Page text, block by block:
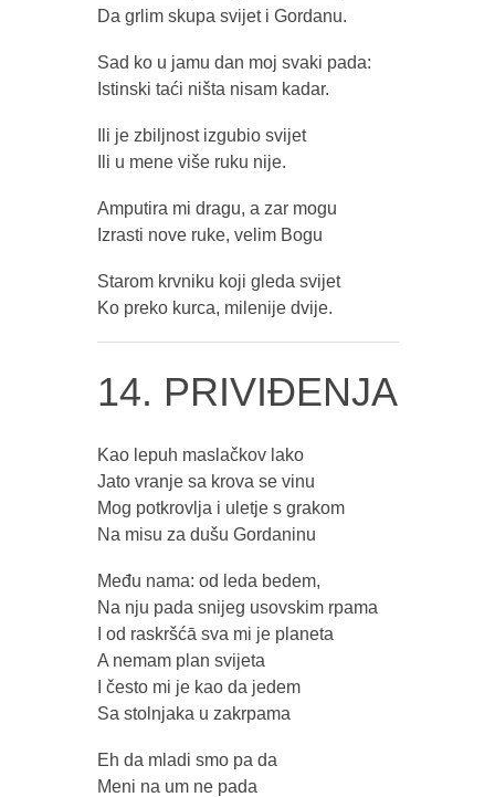
Da grlim skupa svijet i Gordanu.
Sad ko u jamu dan moj svaki pada:
Istinski taći ništa nisam kadar.
Ili je zbiljnost izgubio svijet
Ili u mene više ruku nije.
Amputira mi dragu, a zar mogu
Izrasti nove ruke, velim Bogu
Starom krvniku koji gleda svijet
Ko preko kurca, milenije dvije.
14. PRIVIĐENJA
Kao lepuh maslačkov lako
Jato vranje sa krova se vinu
Mog potkrovlja i uletje s grakom
Na misu za dušu Gordaninu
Među nama: od leda bedem,
Na nju pada snijeg usovskim rpama
I od raskršćā sva mi je planeta
A nemam plan svijeta
I često mi je kao da jedem
Sa stolnjaka u zakrpama
Eh da mladi smo pa da
Meni na um ne pada